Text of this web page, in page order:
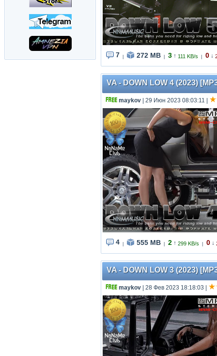
7 272 MB 3 ↑ 111 KB/s 0 ↓
VA - DOWN LOW 4 (2023)
maykov | 29 Июн 2023 08:03:11
4 555 MB 2 ↑ 299 KB/s 0 ↓
VA - DOWN LOW 3 (2023)
maykov | 28 Фев 2023 18:18:03